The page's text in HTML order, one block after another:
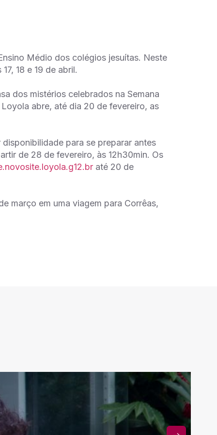
Médio dos colégios jesuítas. Neste
18 e 19 de abril.
dos mistérios celebrados na Semana
abre, até dia 20 de fevereiro, as
para se preparar antes
de 28 de fevereiro, às 12h30min. Os
até 20 de
março em uma viagem para Corrêas,